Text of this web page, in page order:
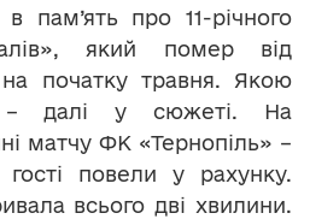
пам’ять про 11-річного
який помер від
початку травня. Якою
далі у сюжеті. На
матчу ФК «Тернопіль» –
повели у рахунку.
всього дві хвилини.